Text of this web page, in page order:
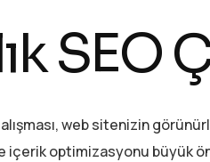
SEO
web sitenizin
içerik optimizasyonu büyük